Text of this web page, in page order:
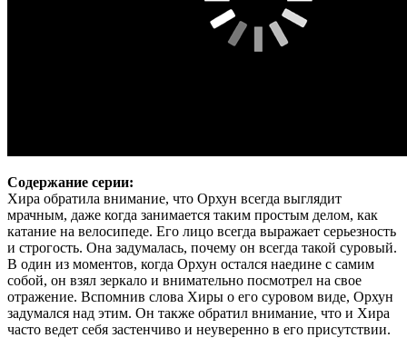
Содержание серии:
Хира обратила внимание, что Орхун всегда выглядит
мрачным, даже когда занимается таким простым делом, как
катание на велосипеде. Его лицо всегда выражает серьезность
и строгость. Она задумалась, почему он всегда такой суровый.
В один из моментов, когда Орхун остался наедине с самим
собой, он взял зеркало и внимательно посмотрел на свое
отражение. Вспомнив слова Хиры о его суровом виде, Орхун
задумался над этим. Он также обратил внимание, что и Хира
часто ведет себя застенчиво и неуверенно в его присутствии.